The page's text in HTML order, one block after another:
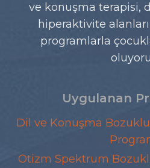
ve konuşma terapisi,
hiperaktivite
programlarla
Uygulanan
Dil ve Konuşma
Otizm Spektrum